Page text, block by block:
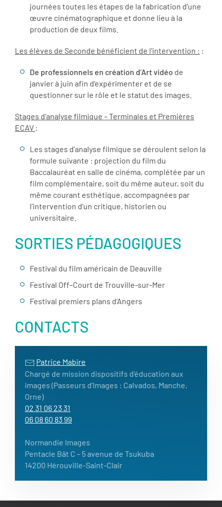
journées toutes les étapes de la fabrication d’une
œuvre cinématographique et donne lieu à la
production de deux films.
Les élèves de Seconde bénéficient de l'intervention : :
De professionnels en création d’Art vidéo de
janvier à juin afin d'expérimenter et de se
questionner sur le rôle et le statut des images.
Stages d’analyse filmique – Terminales et Premières
ECAV :
Les stages d'analyse filmique se déroulent selon la
formule suivante : projection du film du
Baccalauréat en salle de cinéma, complétée par un
film complémentaire, soit du même auteur, soit du
même courant esthétique, accompagnées par
l’intervention d’un critique, historien ou
universitaire.
SORTIES PÉDAGOGIQUES
Festival du film américain de Deauville
Festival Off–Court de Trouville-sur-Mer
Festival premiers plans d’Angers
CONTACTS
Patrice Mabire
Chargé de mission dispositifs d'éducation aux
images (Passeurs d'Images : Calvados, Manche,
Orne)
02 31 06 23 31
06 08 60 83 99
Normandie Images
Pentacle Bât C – 5 avenue de Tsukuba
14200 Hérouville-Saint-Clair